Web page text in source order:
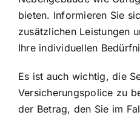
bieten. Informieren Sie
zusätzlichen Leistungen
Ihre individuellen
Es ist auch wichtig, die
Versicherungspolice zu
der Betrag, den Sie im